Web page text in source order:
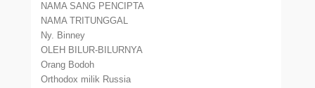
NAMA SANG PENCIPTA
NAMA TRITUNGGAL
Ny. Binney
OLEH BILUR-BILURNYA
Orang Bodoh
Orthodox milik Russia